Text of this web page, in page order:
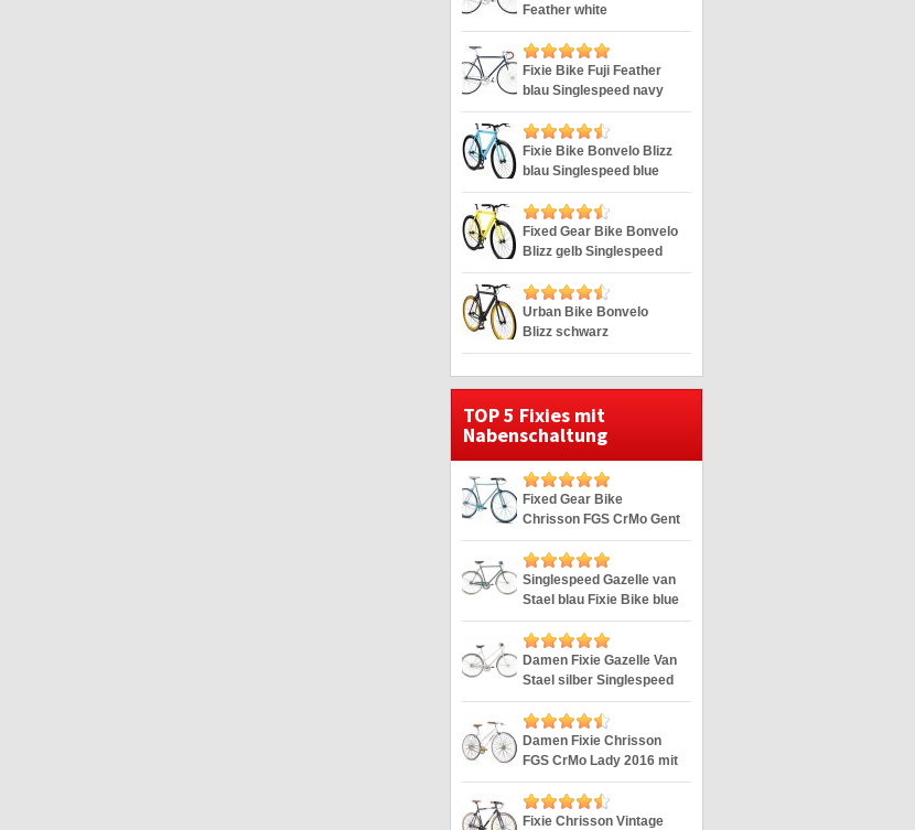
Feather white
Singlespeed weiss 28″
Fixie Bike Fuji Feather
blau Singlespeed navy
28″
Fixie Bike Bonvelo Blizz
blau Singlespeed blue
28″
Fixed Gear Bike Bonvelo
Blizz gelb Singlespeed
yellow 28″
Urban Bike Bonvelo
Blizz schwarz
Singlespeed black 28″
TOP 5 Fixies mit
Nabenschaltung
Fixed Gear Bike
Chrisson FGS CrMo Gent
blau Duomatic 28″
Singlespeed Gazelle van
Stael blau Fixie Bike blue
28″
Damen Fixie Gazelle Van
Stael silber Singlespeed
Silver 28″
Damen Fixie Chrisson
FGS CrMo Lady 2016 mit
2G weiss 28″
Fixie Chrisson Vintage